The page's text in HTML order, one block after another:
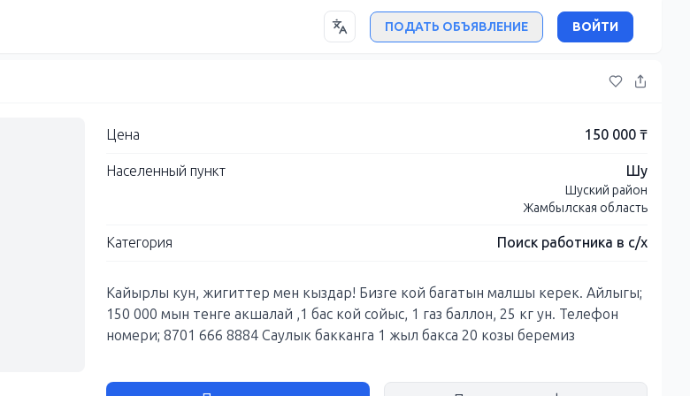
ПОДАТЬ ОБЪЯВЛЕНИЕ ВОЙТИ
Цена 150 000 ₸
Населенный пункт Шу
Шуский район
Жамбылская область
Категория Поиск работника в с/х
Кайырлы кун, жигиттер мен кыздар! Бизге кой багатын малшы керек. Айлыгы;
150 000 мын тенге акшалай ,1 бас кой сойыс, 1 газ баллон, 25 кг ун. Телефон
номери; 8701 666 8884 Саулык бакканга 1 жыл бакса 20 козы беремиз